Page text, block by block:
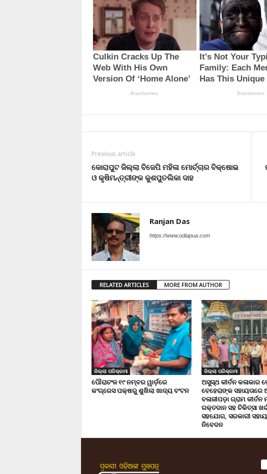
Previous article
କୋରାପୁଟ ଜିଲ୍ଲା ବିଜେପି ମହିଳା ମୋର୍ଚ୍ଚାର ବିକ୍ଷୋଭ
ଓ କୃଷିମନ୍ତ୍ରୀଙ୍କ କୁଶପୁତଲିକା ଦାହ
Ranjan Das
https://www.odiapua.com
RELATED ARTICLES MORE FROM AUTHOR
ଜିଲ୍ଲା ପରିକ୍ରମା
ପୌରାଚଂଳ ୧୯ ନମ୍ବର ୱାର୍ଡ଼ରେ
କଂଗ୍ରେସ ପକ୍ଷରୁ ଶୁଖିଲା ଖାଦ୍ୟ ବଂଟନ
ଜିଲ୍ଲା ପରିକ୍ରମା
ଅସୁସ୍ଥ କୀର୍ତନ କଳାକାର
ବେହେରାଙ୍କ
ବଳାଜୀପଡ଼ା ଗ୍ରାମ
ରକ୍ତଦାନ ସହ ଚିକିତ୍ସା
ସହଯୋଗ, ସରକାରୀ
ନିବେଦନ